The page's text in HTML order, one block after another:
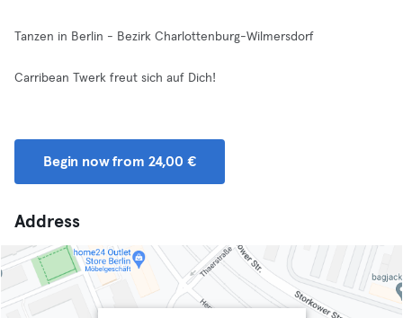
Tanzen in Berlin - Bezirk Charlottenburg-Wilmersdorf
Carribean Twerk freut sich auf Dich!
Begin now from 24,00 €
Address